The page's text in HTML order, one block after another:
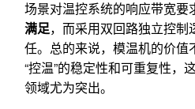
场景对温控系统的响应带宽要
满足，而采用双回路独立控
任。总的来说，模温机的价值
“控温”的稳定性和可重复性，
领域尤为突出。